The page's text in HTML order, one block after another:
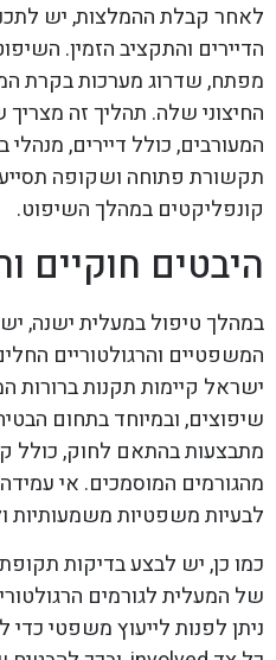
לאחר קבלת ההמלצות, יש
הדיירים והתקציב הזמין.
מפתח, שדרוג מערכות בקרת
החיצוני שלה. תהליך זה
המעורבים, כולל דיירים, מנהלי
תקשורת פתוחה ושקופה תסייע
קונפליקטים במהלך השיפוט.
היבטים חוקיים
במהלך טיפול במעלית ישנה,
המשפטיים והרגולטוריים
ישראל קיימות תקנות ברורות
שיפוצים, ובמיוחד בתחום
מתבצעות בהתאם לחוק, כולל
מהגורמים המוסמכים. אי
לבעיות משפטיות משמעותיות
כמו כן, יש לבצע בדיקות
של המעלית לגורמים
ניתן לפנות לייעוץ משפטי כדי